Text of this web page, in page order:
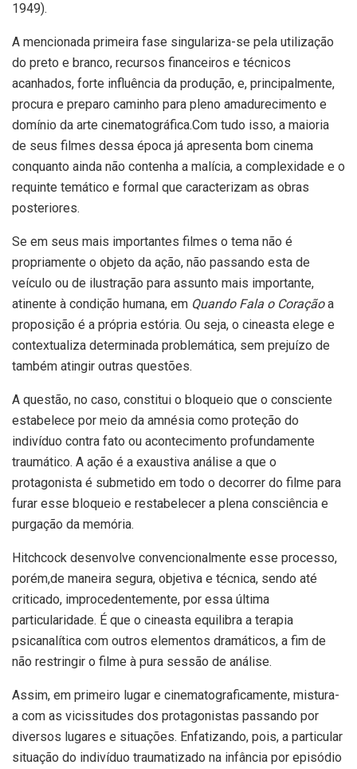
1949).
A mencionada primeira fase singulariza-se pela utilização
do preto e branco, recursos financeiros e técnicos
acanhados, forte influência da produção, e, principalmente,
procura e preparo caminho para pleno amadurecimento e
domínio da arte cinematográfica.Com tudo isso, a maioria
de seus filmes dessa época já apresenta bom cinema
conquanto ainda não contenha a malícia, a complexidade e o
requinte temático e formal que caracterizam as obras
posteriores.
Se em seus mais importantes filmes o tema não é
propriamente o objeto da ação, não passando esta de
veículo ou de ilustração para assunto mais importante,
atinente à condição humana, em Quando Fala o Coraçãoa
proposição é a própria estória. Ou seja, o cineasta elege e
contextualiza determinada problemática, sem prejuízo de
também atingir outras questões.
A questão, no caso, constitui o bloqueio que o consciente
estabelece por meio da amnésia como proteção do
indivíduo contra fato ou acontecimento profundamente
traumático. A ação é a exaustiva análise a que o
protagonista é submetido em todo o decorrer do filme para
furar esse bloqueio e restabelecer a plena consciência e
purgação da memória.
Hitchcock desenvolve convencionalmente esse processo,
porém,de maneira segura, objetiva e técnica, sendo até
criticado, improcedentemente, por essa última
particularidade. É que o cineasta equilibra a terapia
psicanalítica com outros elementos dramáticos, a fim de
não restringir o filme à pura sessão de análise.
Assim, em primeiro lugar e cinematograficamente, mistura-
a com as vicissitudes dos protagonistas passando por
diversos lugares e situações. Enfatizando, pois, a particular
situação do indivíduo traumatizado na infância por episódio